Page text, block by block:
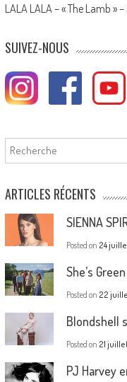
LALA LALA – « The Lamb »
SUIVEZ-NOUS
Rechercher
ARTICLES RÉCENTS
SIENNA
Posted on 24
She’s
Posted on 22
Blondshell
Posted on 21
PJ Harvey